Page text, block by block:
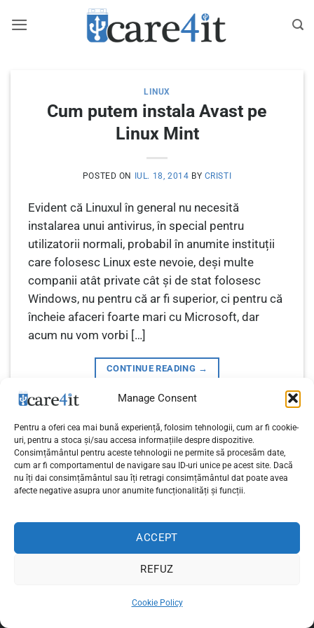
Manage Consent
Pentru a oferi cea mai bună experiență, folosim tehnologii, cum ar fi cookie-
uri, pentru a stoca și/sau accesa informațiile despre dispozitive.
Consimțământul pentru aceste tehnologii ne permite să procesăm date,
cum ar fi comportamentul de navigare sau ID-uri unice pe acest site. Dacă
nu îți dai consimțământul sau îți retragi consimțământul dat poate avea
afecte negative asupra unor anumite funcționalități și funcții.
ACCEPT
REFUZ
Cookie Policy
LINUX
Cum putem instala Avast pe
Linux Mint
POSTED ON IUL. 18, 2014 BY CRISTI
Evident că Linuxul în general nu necesită
instalarea unui antivirus, în special pentru
utilizatorii normali, probabil în anumite instituții
care folosesc Linux este nevoie, deși multe
companii atât private cât și de stat folosesc
Windows, nu pentru că ar fi superior, ci pentru că
încheie afaceri foarte mari cu Microsoft, dar
acum nu vom vorbi […]
CONTINUE READING →
avasta antivirus,linux mint,ubuntu 2Comments
Politica de confidențialitate
Copyright 2026 ©